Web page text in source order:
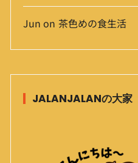
Jun on 茶色めの食生活
JALANJALANの大家